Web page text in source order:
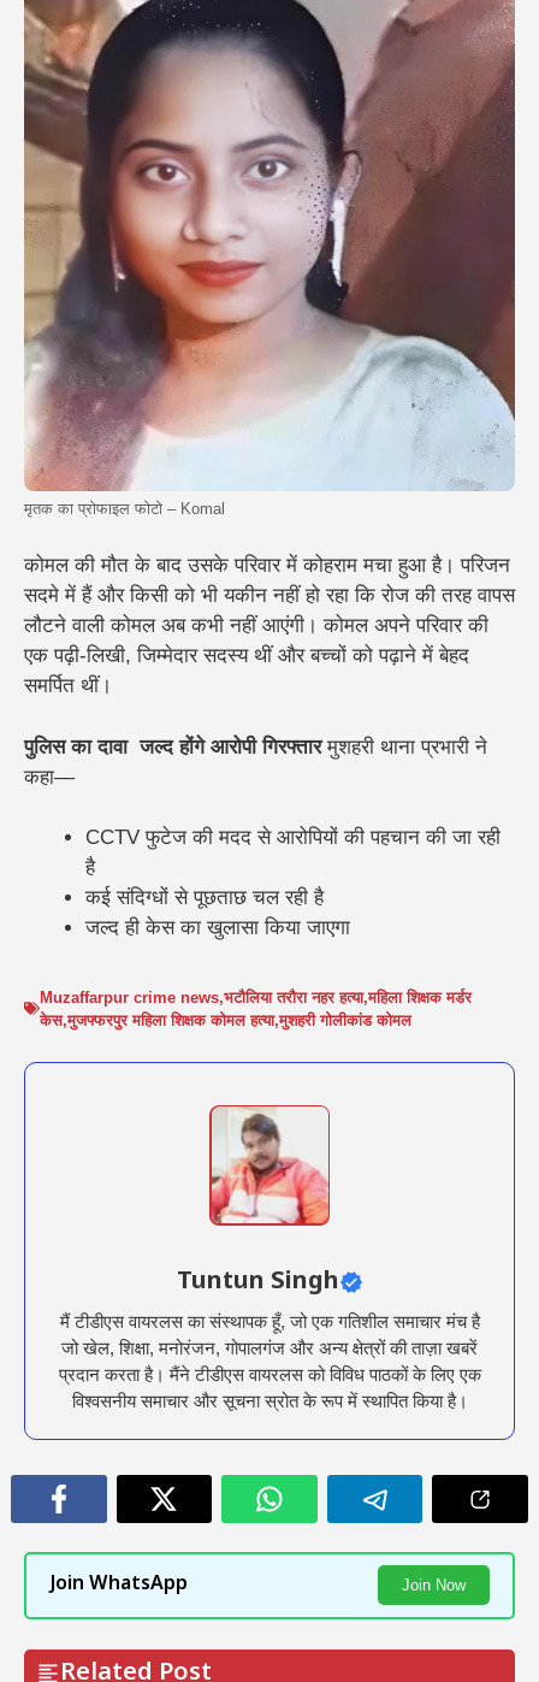
मृतक का प्रोफाइल फोटो – Komal
कोमल की मौत के बाद उसके परिवार में कोहराम मचा हुआ है। परिजन
सदमे में हैं और किसी को भी यकीन नहीं हो रहा कि रोज की तरह वापस
लौटने वाली कोमल अब कभी नहीं आएंगी। कोमल अपने परिवार की
एक पढ़ी-लिखी, जिम्मेदार सदस्य थीं और बच्चों को पढ़ाने में बेहद
समर्पित थीं।
पुलिस का दावा जल्द होंगे आरोपी गिरफ्तारमुशहरी थाना प्रभारी ने
कहा—
CCTV फुटेज की मदद से आरोपियों की पहचान की जा रही
है
कई संदिग्धों से पूछताछ चल रही है
जल्द ही केस का खुलासा किया जाएगा
Muzaffarpur crime news,भटौलिया तरौरा नहर हत्या,महिला शिक्षक मर्डर
केस,मुजफ्फरपुर महिला शिक्षक कोमल हत्या,मुशहरी गोलीकांड कोमल
Tuntun Singh
मैं टीडीएस वायरलस का संस्थापक हूँ, जो एक गतिशील समाचार मंच है
जो खेल, शिक्षा, मनोरंजन, गोपालगंज और अन्य क्षेत्रों की ताज़ा खबरें
प्रदान करता है। मैंने टीडीएस वायरलस को विविध पाठकों के लिए एक
विश्वसनीय समाचार और सूचना स्रोत के रूप में स्थापित किया है।
Join WhatsApp Join Now
Related Post